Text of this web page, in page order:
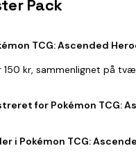
Pack
TCG: Ascended
kr, sammenlignet på
for Pokémon TCG:
i Pokémon TCG: